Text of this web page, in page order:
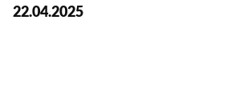
22.04.2025